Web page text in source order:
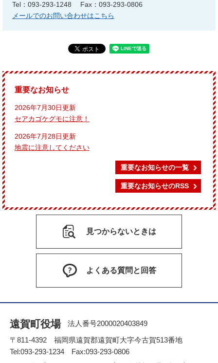
Tel：093-293-1248
Fax：093-293-0806
メールでのお問い合わせはこちら
重要なお知らせ
2026年7月30日更新
セアカゴケグモに注意！
2026年7月28日更新
地震に注意してください
重要なお知らせの一覧
重要なお知らせのRSS
見つからないときは
よくある質問と回答
遠賀町役場
法人番号2000020403849
〒811-4392 福岡県遠賀郡遠賀町大字今古賀513番地
Tel:093-293-1234 Fax:093-293-0806